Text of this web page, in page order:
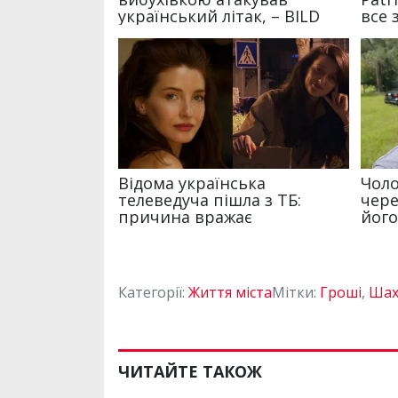
Категорії: Життя містаМітки: Гроші,
ЧИТАЙТЕ ТАКОЖ